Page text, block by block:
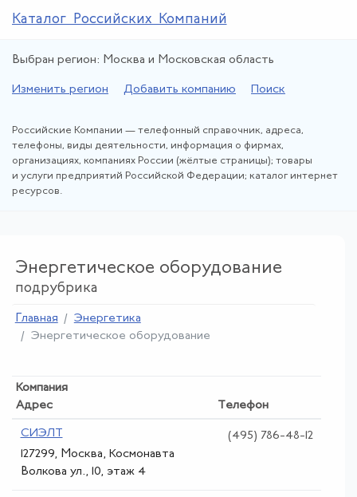
Каталог Российских Компаний
Выбран регион: Москва и Московская область
Изменить регион Добавить компанию Поиск
Российские Компании — телефонный справочник, адреса,
телефоны, виды деятельности, информация о фирмах,
организациях, компаниях России (жёлтые страницы); товары
и услуги предприятий Российской Федерации; каталог интернет
ресурсов.
Энергетическое оборудование
подрубрика
Главная
Энергетика
Энергетическое оборудование
Компания
Адрес
Телефон
СИЭЛТ
127299, Москва, Космонавта
Волкова ул., 10, этаж 4
(495) 786-48-12